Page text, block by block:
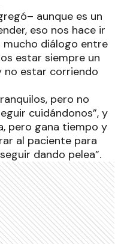
aunque es un
eso nos hace ir
diálogo entre
estar siempre un
no estar corriendo
pero no
cuidándonos”, y
pero gana tiempo y
al paciente para
dando pelea”.